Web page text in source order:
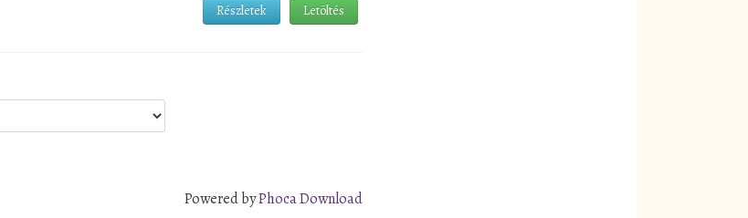
Letöltés
Részletek
Powered byPhoca Download